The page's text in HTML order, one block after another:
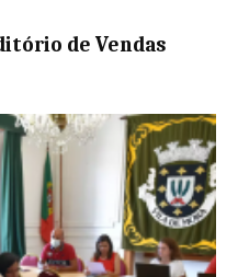
de Vendas